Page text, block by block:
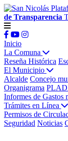
de Transparencia
Inicio
La Comuna
Reseña Histórica
El Municipio
Alcalde Concejo
Organigrama
Informes de Gastos
Trámites en Línea
Permisos de
Seguridad Noticias